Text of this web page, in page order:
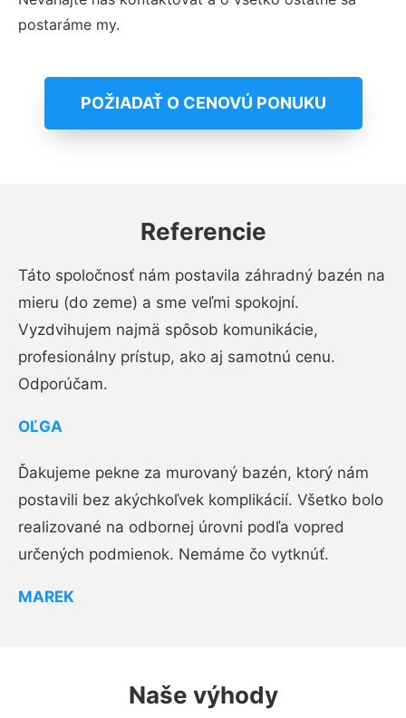
postaráme my.
POŽIADAŤ O CENOVÚ PONUKU
Referencie
Táto spoločnosť nám postavila záhradný bazén na
mieru (do zeme) a sme veľmi spokojní.
Vyzdvihujem najmä spôsob komunikácie,
profesionálny prístup, ako aj samotnú cenu.
Odporúčam.
OĽGA
Ďakujeme pekne za murovaný bazén, ktorý nám
postavili bez akýchkoľvek komplikácií. Všetko bolo
realizované na odbornej úrovni podľa vopred
určených podmienok. Nemáme čo vytknúť.
MAREK
Naše výhody